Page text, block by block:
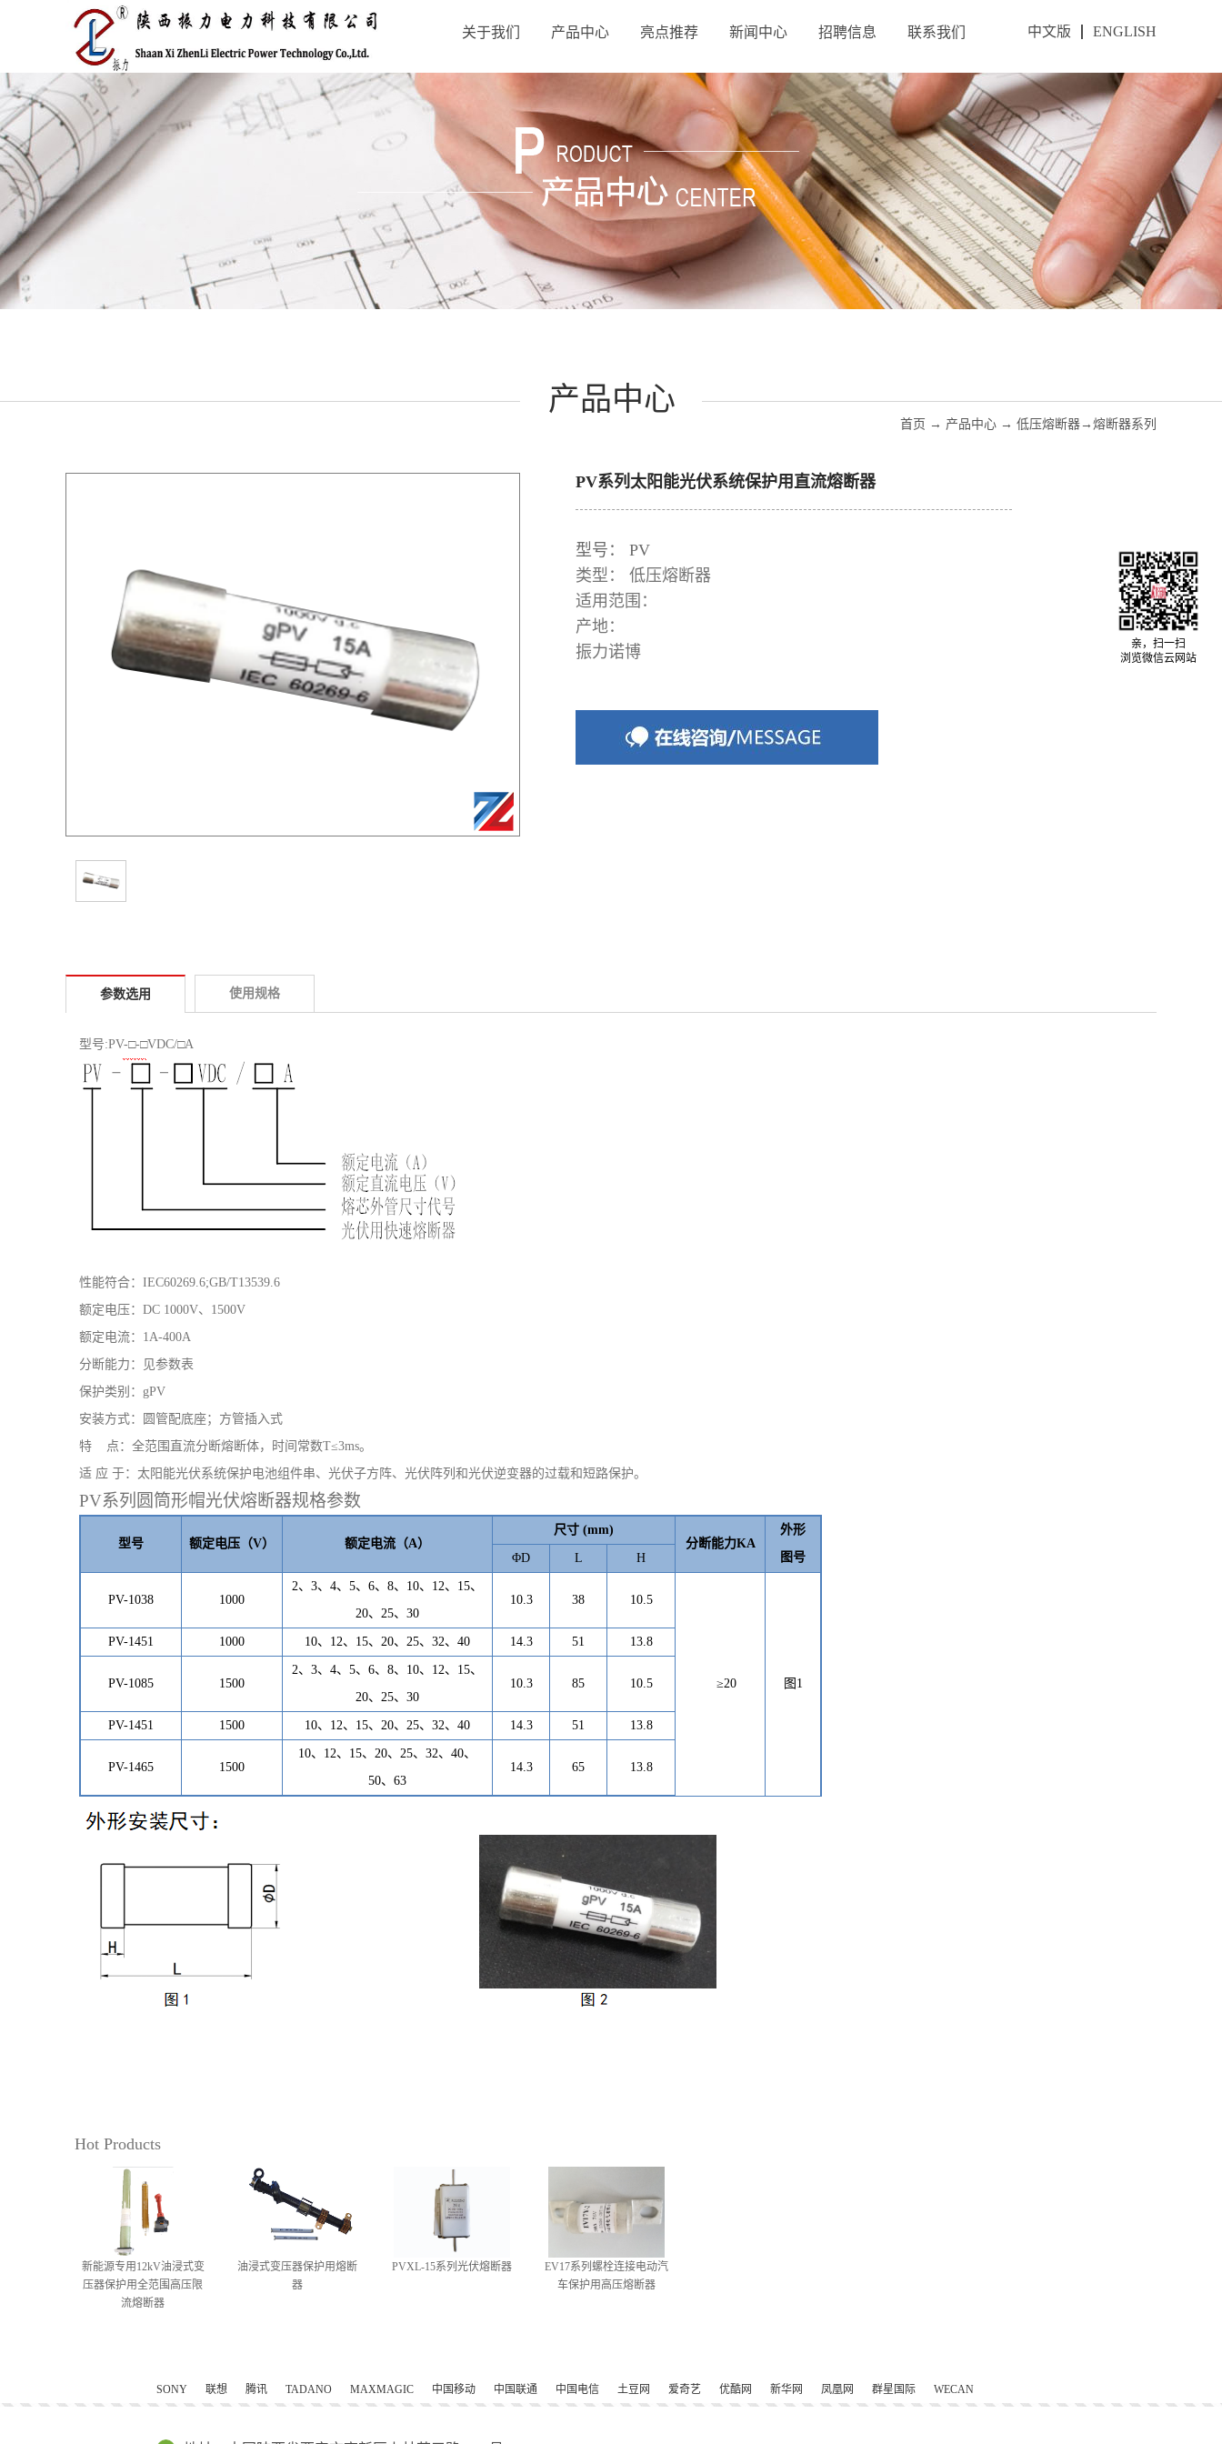
中文版 ENGLISH
关于我们 产品中心 亮点推荐 新闻中心 招聘信息 联系我们
产品中心
首页 → 产品中心 → 低压熔断器→ 熔断器系列
PV系列太阳能光伏系统保护用直流熔断器
型号：
PV
类型：
低压熔断器
适用范围：
产地：
振力诺博
参数选用 使用规格
型号:PV-□-□VDC/□A
性能符合： IEC60269.6;GB/T13539.6
额定电压： DC 1000V、1500V
额定电流： 1A-400A
分断能力：见参数表
保护类别： gPV
安装方式：圆管配底座；方管插入式
特
点：全范围直流分断熔断体，时间常数T≤3ms。
适 应 于：太阳能光伏系统保护电池组件串、光伏子方阵、光伏阵列和光伏逆变器的过载和短路保护。
PV系列圆筒形帽光伏熔断器规格参数
型号 额定电压（V） 额定电流（A）
尺寸 (mm)
分断能力KA
外形
图号
ΦD L H
PV-1038 1000
2、3、4、5、6、8、10、12、15、
20、 25、 30
10.3 38 10.5
≥20 图 1
PV-1451 1000 10、12、15、 20、 25、 32、40 14.3 51 13.8
PV-1085 1500
2、3、4、5、6、8、10、12、15、
20、 25、 30
10.3 85 10.5
PV-1451 1500 10、12、15、 20、 25、 32、40 14.3 51 13.8
PV-1465 1500
10、12、15、 20、 25、 32、40、
50、63
14.3 65 13.8
Hot Products
新能源专用12kV油浸式变
压器保护用全范围高压限
流熔断器
油浸式变压器保护用熔断
器
PVXL-15系列光伏熔断器
EV17系列螺栓连接电动汽
车保护用高压熔断器
SONY 联想 腾讯 TADANO MAXMAGIC 中国移动 中国联通 中国电信 土豆网 爱奇艺 优酷网 新华网 凤凰网 群星国际 WECAN
亲，扫一扫
浏览微信云网站